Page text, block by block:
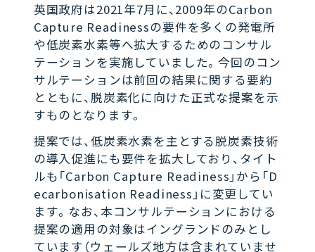
英国政府は2021年7月に、2009年のCarbon
Capture Readinessの要件を多くの発電所
や低炭素水素等へ拡大するためのコンサル
テーションを実施していました。今回のコン
サルテーションは前回の結果に関する要約
とともに、脱炭素化に向けた正式な提案を示
すものとなります。
提案では、低炭素水素を主とする脱炭素技術
の導入促進にも要件を拡大しており、タイト
ルも「Carbon Capture Readiness」から「D
ecarbonisation Readiness」に変更してい
ます。なお、本コンサルテーションにおける
提案の適用の対象はイングランドのみとし
ています（ウェールズ地方は含まれていませ